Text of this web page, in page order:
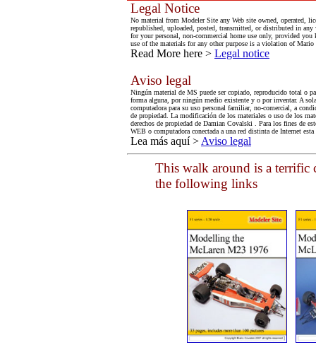
Legal Notice
No material from Modeler Site any Web site owned, operated,
republished, uploaded, posted, transmitted, or distributed in
for your personal, non-commercial home use only, provided
use of the materials for any other purpose is a violation of
Read More here > Legal notice
Aviso legal
Ningún material de MS puede ser copiado, reproducido total o
forma alguna, por ningún medio existente y o por inventar. A
computadora para su uso personal familiar, no-comercial, a
de propiedad. La modificación de los materiales o uso de los
derechos de propiedad de Damian Covalski . Para los fines de
WEB o computadora conectada a una red distinta de Internet
Lea más aquí > Aviso legal
This walk around is a
the following links